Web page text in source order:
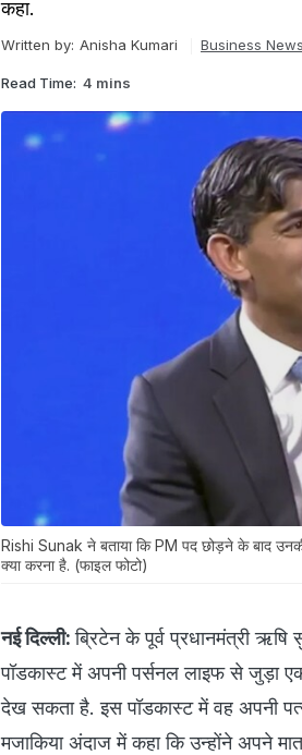
कहा.
Written by: Anisha Kumari Business News
Read Time: 4 mins
Rishi Sunak ने बताया कि PM पद छोड़ने के बाद
क्या करना है. (फाइल फोटो)
नई दिल्ली: ब्रिटेन के पूर्व प्रधानमंत्री
पॉडकास्ट में अपनी पर्सनल लाइफ से जुड़ा
देख सकता है. इस पॉडकास्ट में वह अपनी
मजाकिया अंदाज में कहा कि उन्होंने अपने